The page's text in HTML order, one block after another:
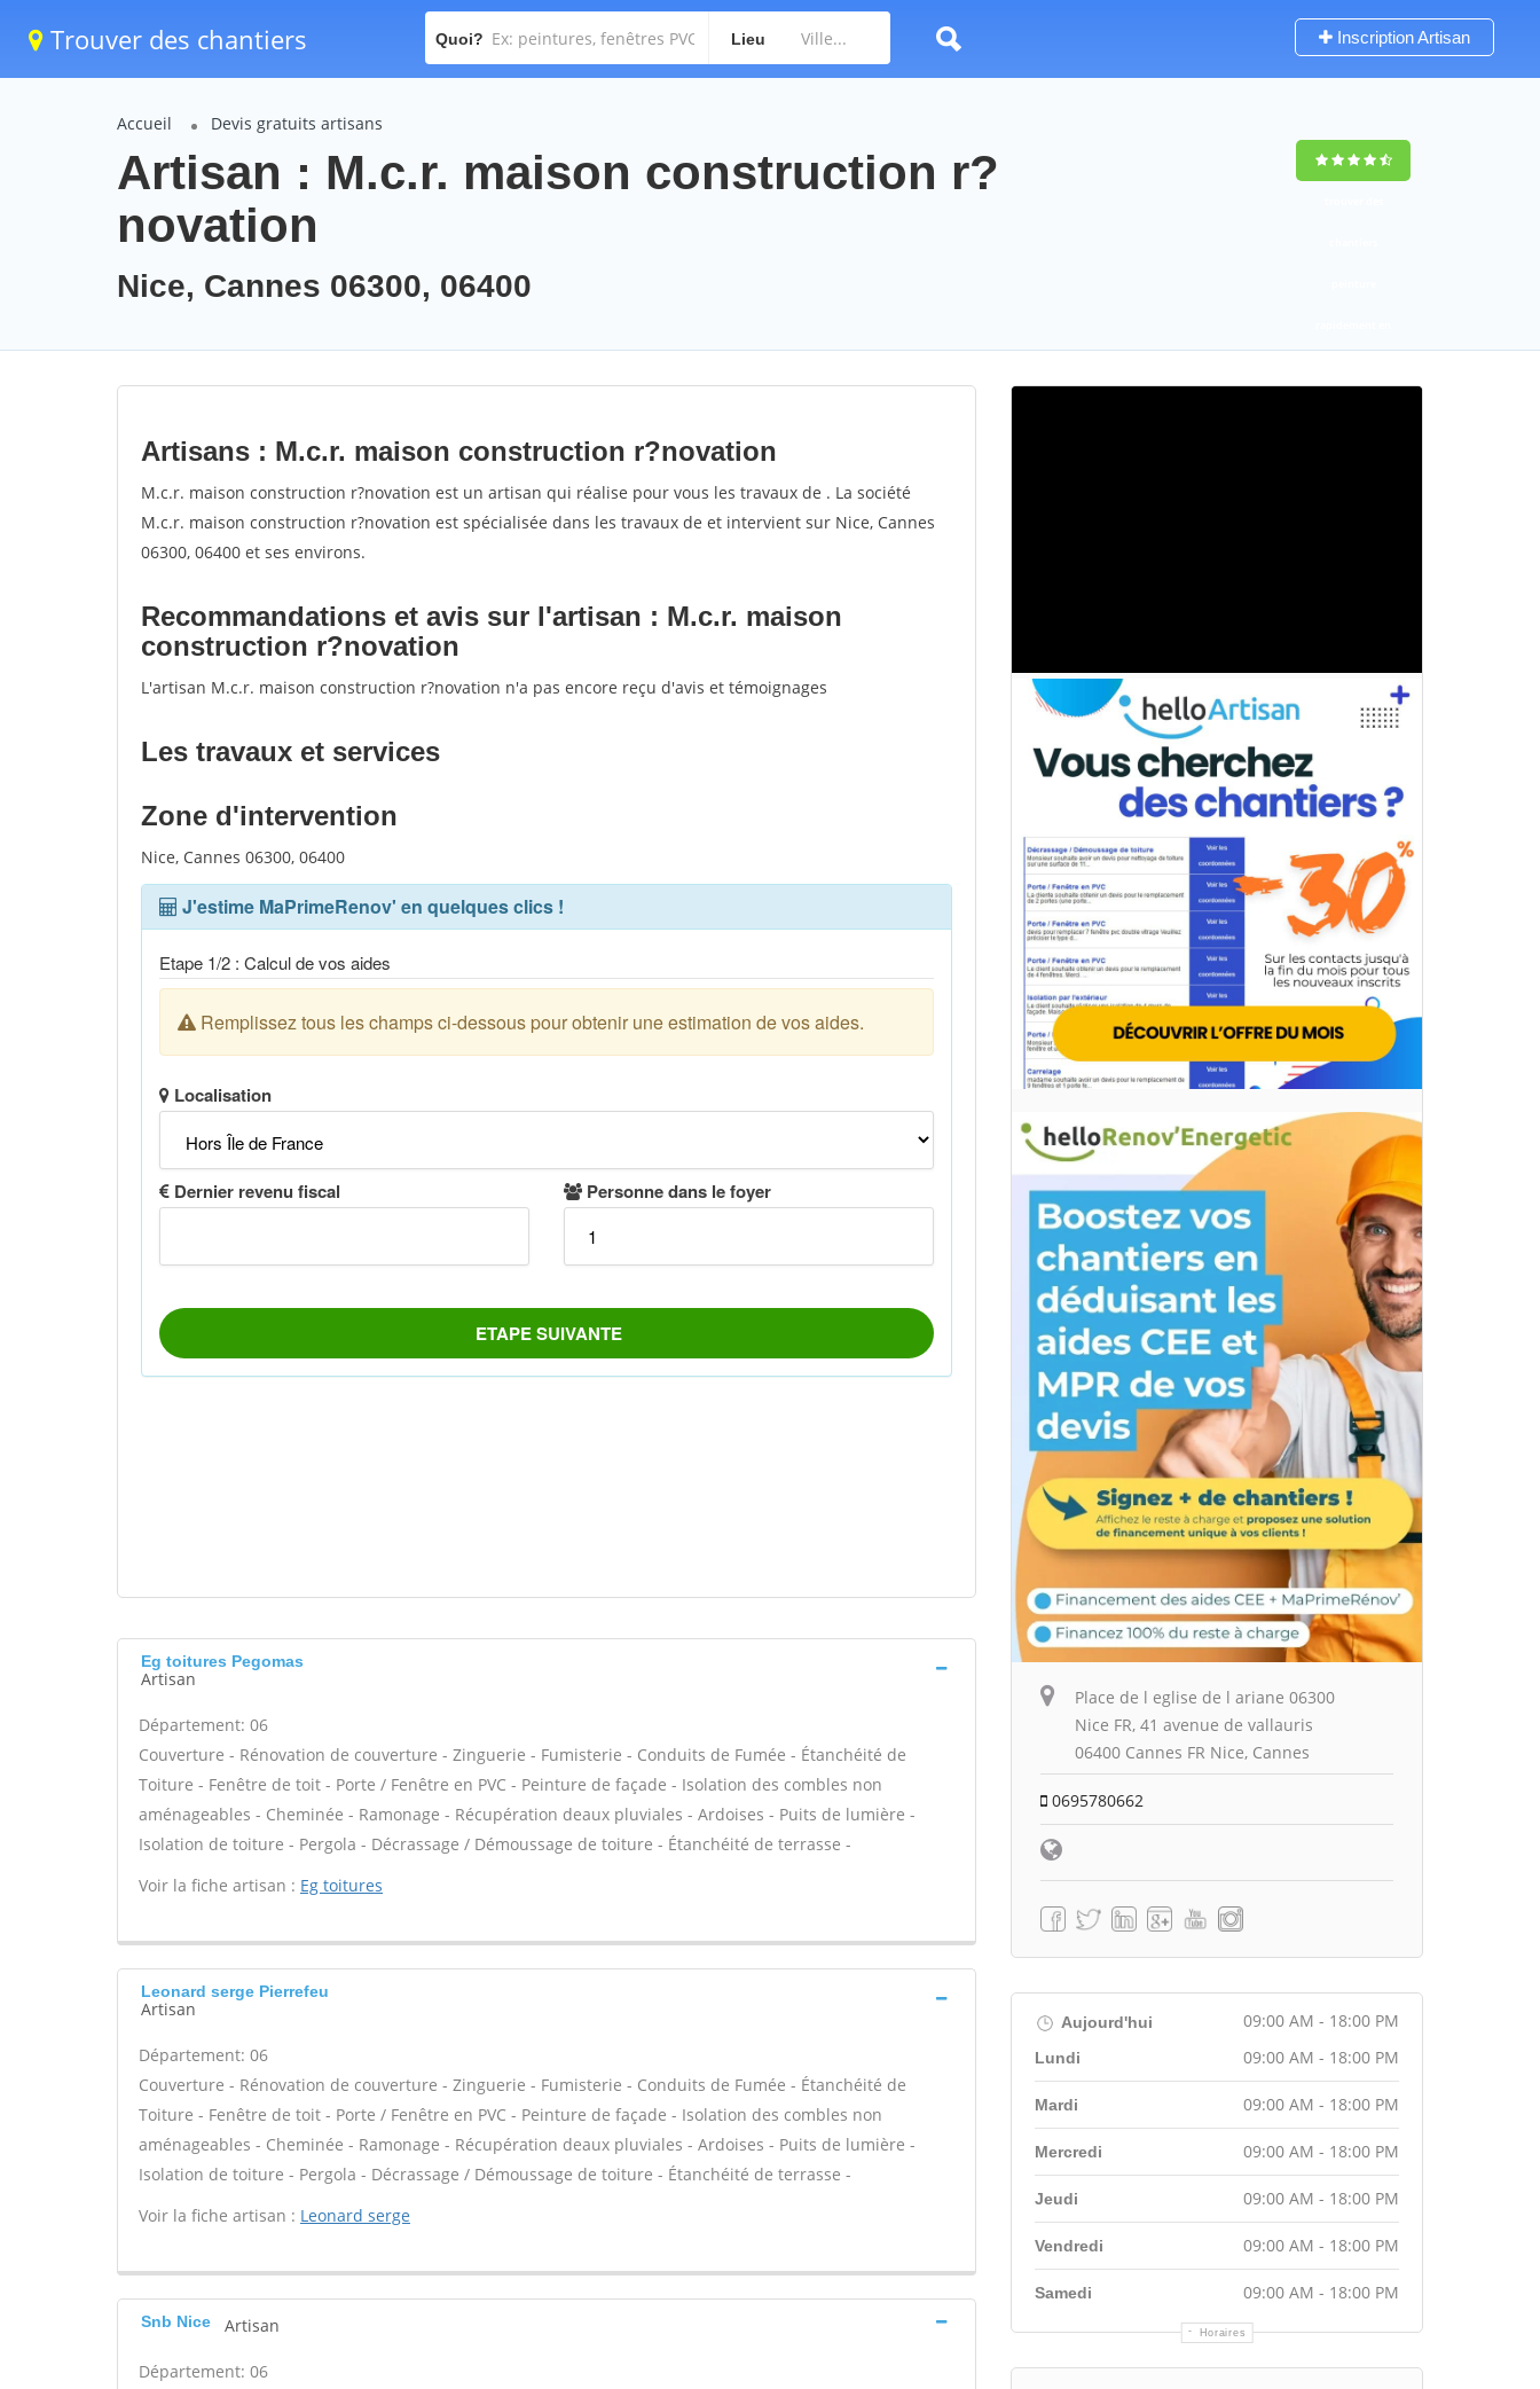
Trouver des chantiers Quoi? Lieu Inscription Artisan
Accueil Devis gratuits artisans
Artisan : M.c.r. maison construction r?
novation
Nice, Cannes 06300, 06400
Artisans : M.c.r. maison construction r?novation
M.c.r. maison construction r?novation est un artisan qui réalise pour vous les travaux de . La société
M.c.r. maison construction r?novation est spécialisée dans les travaux de et intervient sur Nice, Cannes
06300, 06400 et ses environs.
Recommandations et avis sur l'artisan : M.c.r. maison
construction r?novation
L'artisan M.c.r. maison construction r?novation n'a pas encore reçu d'avis et témoignages
Les travaux et services
Zone d'intervention
Nice, Cannes 06300, 06400
Eg toitures Pegomas
Artisan
Département: 06
Couverture - Rénovation de couverture - Zinguerie - Fumisterie - Conduits de Fumée - Étanchéité de
Toiture - Fenêtre de toit - Porte / Fenêtre en PVC - Peinture de façade - Isolation des combles non
aménageables - Cheminée - Ramonage - Récupération deaux pluviales - Ardoises - Puits de lumière -
Isolation de toiture - Pergola - Décrassage / Démoussage de toiture - Étanchéité de terrasse -
Voir la fiche artisan : Eg toitures
Leonard serge Pierrefeu
Artisan
Département: 06
Couverture - Rénovation de couverture - Zinguerie - Fumisterie - Conduits de Fumée - Étanchéité de
Toiture - Fenêtre de toit - Porte / Fenêtre en PVC - Peinture de façade - Isolation des combles non
aménageables - Cheminée - Ramonage - Récupération deaux pluviales - Ardoises - Puits de lumière -
Isolation de toiture - Pergola - Décrassage / Démoussage de toiture - Étanchéité de terrasse -
Voir la fiche artisan : Leonard serge
Snb Nice Artisan
Département: 06
Place de l eglise de l ariane 06300
Nice FR, 41 avenue de vallauris
06400 Cannes FR Nice, Cannes
0695780662
Aujourd'hui 09:00 AM - 18:00 PM
Horaires
Lundi 09:00 AM - 18:00 PM
Mardi 09:00 AM - 18:00 PM
Mercredi 09:00 AM - 18:00 PM
Jeudi 09:00 AM - 18:00 PM
Vendredi 09:00 AM - 18:00 PM
Samedi 09:00 AM - 18:00 PM